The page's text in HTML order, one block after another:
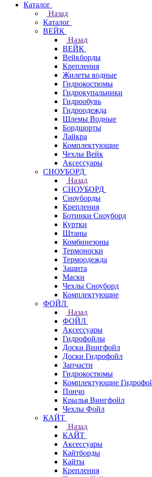
Каталог
Назад
Каталог
ВЕЙК
Назад
ВЕЙК
Вейкборды
Крепления
Жилеты водные
Гидрокостюмы
Гидрокупальники
Гидрообувь
Гидроодежда
Шлемы Водные
Бордшорты
Лайкра
Комплектующие
Чехлы Вейк
Аксессуары
СНОУБОРД
Назад
СНОУБОРД
Сноуборды
Крепления
Ботинки Сноуборд
Куртки
Штаны
Комбинезоны
Термоноски
Термоодежда
Защита
Маски
Чехлы Сноуборд
Комплектующие
ФОЙЛ
Назад
ФОЙЛ
Аксессуары
Гидрофойлы
Доски Вингфойл
Доски Гидрофойл
Запчасти
Гидрокостюмы
Комплектующие
Пончо
Крылья Вингфойл
Чехлы Фойл
КАЙТ
Назад
КАЙТ
Аксессуары
Кайтборды
Кайты
Крепления